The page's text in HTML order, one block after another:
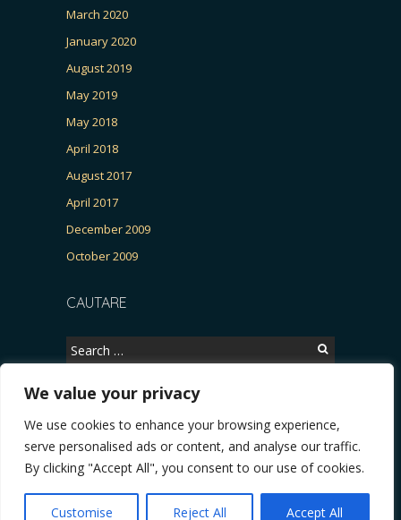
We value your privacy
We use cookies to enhance your browsing experience,
serve personalised ads or content, and analyse our traffic.
By clicking "Accept All", you consent to our use of cookies.
Customise Reject All Accept All
March 2020
January 2020
August 2019
May 2019
May 2018
April 2018
August 2017
April 2017
December 2009
October 2009
CAUTARE
Search
for:
Copyright © 2026, CERTITUDINEA.
Patria, parlamentarele și presa
* VIDEO. Viata lui Eminescu (Necenzurat).
Themes